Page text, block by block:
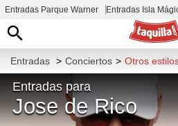
Entradas Parque Warner Entradas Isla
Entradas > Conciertos > Otros
Entradas para
Jose de Rico